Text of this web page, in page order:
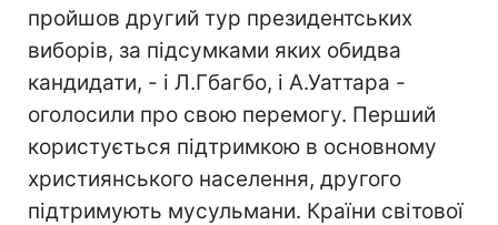
пройшов другий тур президентських
виборів, за підсумками яких обидва
кандидати, - і Л.Гбагбо, і А.Уаттара -
оголосили про свою перемогу. Перший
користується підтримкою в основному
християнського населення, другого
підтримують мусульмани. Країни світової